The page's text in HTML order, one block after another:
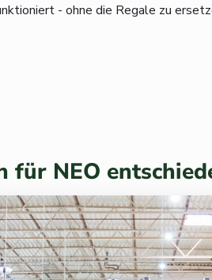
- ohne die Regale zu
für NEO